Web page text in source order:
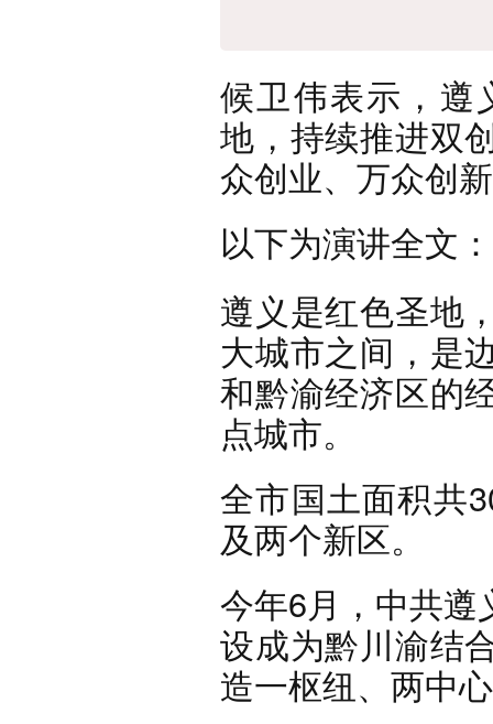
候卫伟表示，遵
地，持续推进双
众创业、万众创
以下为演讲全文：
遵义是红色圣地
大城市之间，是
和黔渝经济区的
点城市。
全市国土面积共
及两个新区。
今年6月，中共
设成为黔川渝结
造一枢纽、两